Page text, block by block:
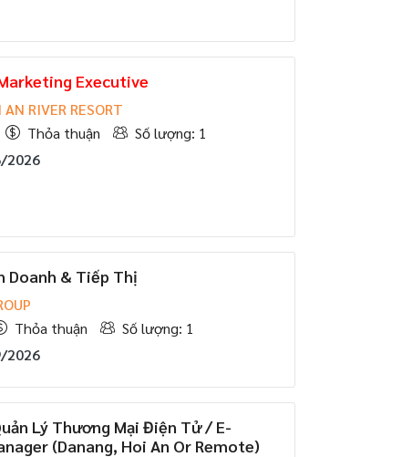
Executive
RIVER RESORT
Thỏa thuận
Số lượng: 1
2026
Doanh & Tiếp Thị
Thỏa thuận
Số lượng: 1
2026
Lý Thương Mại Điện Tử / E-
(Danang, Hoi An Or Remote)